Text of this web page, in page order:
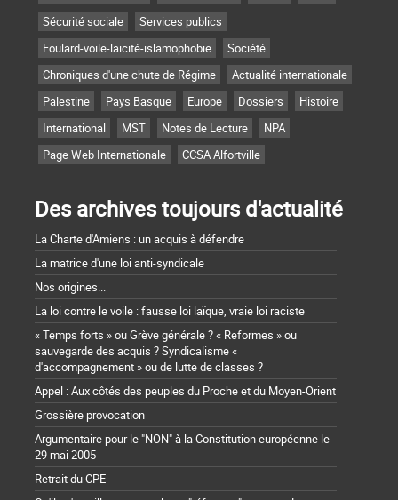
Sécurité sociale
Services publics
Foulard-voile-laïcité-islamophobie
Société
Chroniques d'une chute de Régime
Actualité internationale
Palestine
Pays Basque Europe Dossiers
Histoire
International
MST Notes de Lecture
NPA
Page Web Internationale
CCSA Alfortville
Des archives toujours d'actualité
La Charte d'Amiens : un acquis à défendre
La matrice d'une loi anti-syndicale
Nos origines...
La loi contre le voile : fausse loi laïque, vraie loi raciste
« Temps forts » ou Grève générale ? « Reformes » ou
sauvegarde des acquis ? Syndicalisme «
d'accompagnement » ou de lutte de classes ?
Appel : Aux côtés des peuples du Proche et du Moyen-Orient
Grossière provocation
Argumentaire pour le "NON" à la Constitution européenne le
29 mai 2005
Retrait du CPE